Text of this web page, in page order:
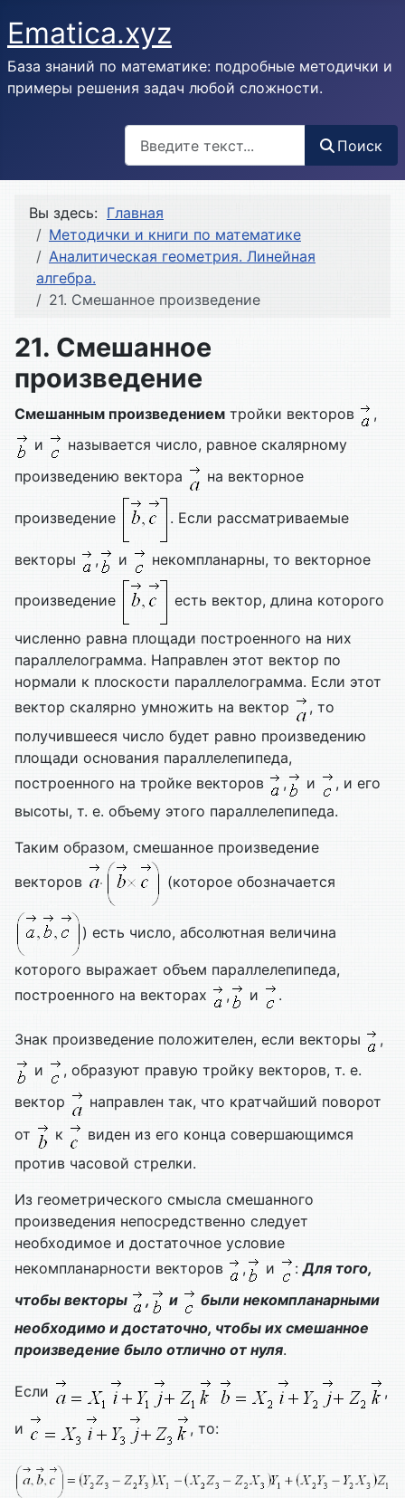
Ematica.xyz
База знаний по математике: подробные методички и
примеры решения задач любой сложности.
Поиск
Вы здесь: Главная
Методички и книги по математике
Аналитическая геометрия. Линейная
алгебра.
21. Смешанное произведение
21. Смешанное
произведение
Смешанным произведением тройки векторов
,
и
называется число, равное скалярному
произведению вектора
на векторное
произведение . Если рассматриваемые
векторы , и некомпланарны, то векторное
произведение есть вектор, длина которого
численно равна площади построенного на них
параллелограмма. Направлен этот вектор по
нормали к плоскости параллелограмма. Если этот
вектор скалярно умножить на вектор
, то
получившееся число будет равно произведению
площади основания параллелепипеда,
построенного на тройке векторов
, и
, и его
высоты, т. е. объему этого параллелепипеда.
Таким образом, смешанное произведение
векторов
(которое обозначается
) есть число, абсолютная величина
которого выражает объем параллелепипеда,
построенного на векторах
, и .
Знак произведение положителен, если векторы
,
и
, образуют правую тройку векторов, т. е.
вектор
направлен так, что кратчайший поворот
от
к
виден из его конца совершающимся
против часовой стрелки.
Из геометрического смысла смешанного
произведения непосредственно следует
необходимое и достаточное условие
некомпланарности векторов
, и :Для того,
чтобы векторы
, и
были некомпланарными
необходимо и достаточно, чтобы их смешанное
произведение было отлично от нуля.
Если ,
и , то: